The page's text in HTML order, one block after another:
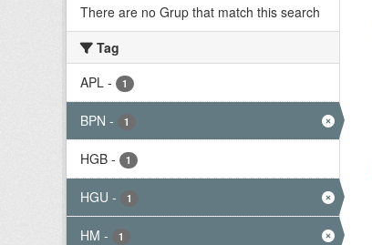
There are no Grup that match this search
Tag
APL - 1
BPN - 1
HGB - 1
HGU - 1
HM - 1